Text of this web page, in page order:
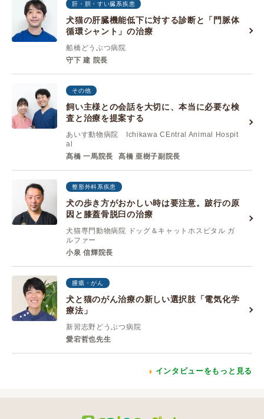
肝・胆・すい臓系疾患
犬猫の肝臓機能低下に対する診断と「門脈体
循環シャント」の治療
船橋どうぶつ病院
守下 建 院長
その他
飼い主様との会話を大切に、本当に必要な検
査と治療を提案する
あいす動物病院 Ichikawa CEntral Animal Hospit
al
髙橋 一馬院長
髙橋 亜樹子副院長
整形外科系疾患
犬の歩き方がおかしい時は要注意。跛行の原
因と膝蓋骨脱臼の治療
犬猫専門動物病院 ドッグ＆キャットホスピタル ガ
ルファー
小泉 信輝院長
腫瘍・がん
犬と猫のがん治療の新しい選択肢「電気化学
療法」
新習志野どうぶつ病院
愛宕哲也先生
インタビューをもっと見る